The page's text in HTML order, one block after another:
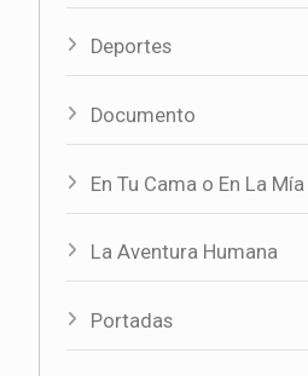
Deportes
Documento
En Tu Cama o En La Mía
La Aventura Humana
Portadas